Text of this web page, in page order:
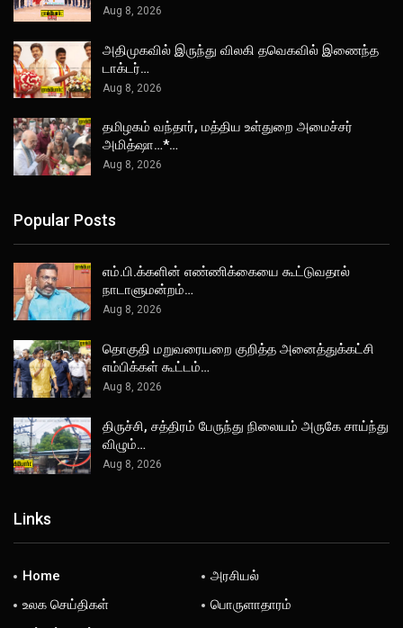
Aug 8, 2026
அதிமுகவில் இருந்து விலகி தவெகவில் இணைந்த
டாக்டர்…
Aug 8, 2026
தமிழகம் வந்தார், மத்திய உள்துறை அமைச்சர்
அமித்ஷா…*…
Aug 8, 2026
Popular Posts
எம்.பி.க்களின் எண்ணிக்கையை கூட்டுவதால்
நாடாளுமன்றம்…
Aug 8, 2026
தொகுதி மறுவரையறை குறித்த அனைத்துக்கட்சி
எம்பிக்கள் கூட்டம்…
Aug 8, 2026
திருச்சி, சத்திரம் பேருந்து நிலையம் அருகே சாய்ந்து
விழும்…
Aug 8, 2026
Links
Home
அரசியல்
உலக செய்திகள்
பொருளாதாரம்